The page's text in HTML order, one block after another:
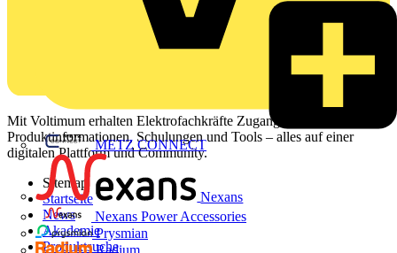
METZ CONNECT
Nexans
Nexans Power Accessories
Prysmian
Mit Voltimum erhalten Elektrofachkräfte Zugang zu Branchennews,
Produktinformationen, Schulungen und Tools – alles auf einer
digitalen Plattform und Community.
Sitemap
Startseite
News
Akademie
Produktsuche